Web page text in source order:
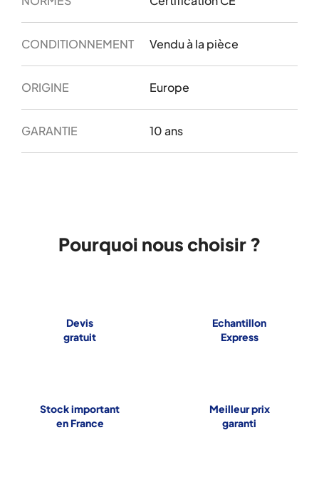
CONDITIONNEMENT Vendu à la pièce
ORIGINE Europe
GARANTIE 10 ans
Pourquoi nous choisir ?
Devis
gratuit
Echantillon
Express
Stock important
en France
Meilleur prix
garanti